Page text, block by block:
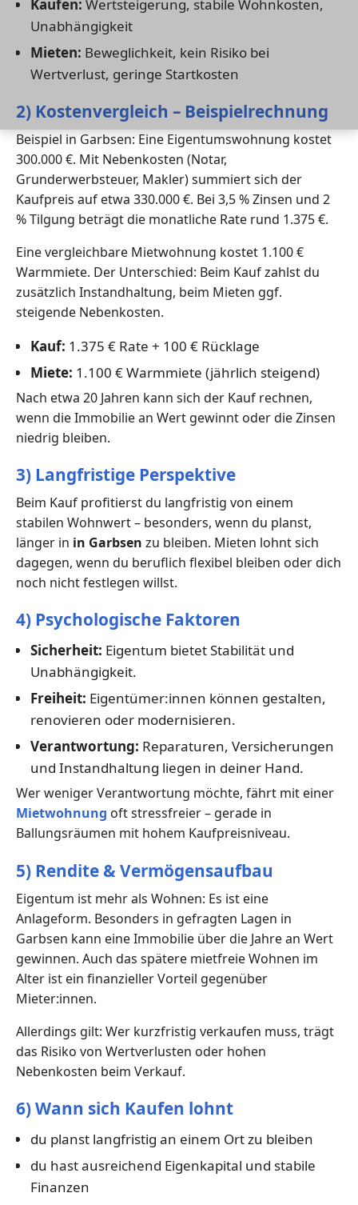
Kaufen: Wertsteigerung, stabile Wohnkosten,
Unabhängigkeit
Mieten: Beweglichkeit, kein Risiko bei
Wertverlust, geringe Startkosten
2) Kostenvergleich – Beispielrechnung
Beispiel in Garbsen: Eine Eigentumswohnung kostet
300.000 €. Mit Nebenkosten (Notar,
Grunderwerbsteuer, Makler) summiert sich der
Kaufpreis auf etwa 330.000 €. Bei 3,5 % Zinsen und 2
% Tilgung beträgt die monatliche Rate rund 1.375 €.
Eine vergleichbare Mietwohnung kostet 1.100 €
Warmmiete. Der Unterschied: Beim Kauf zahlst du
zusätzlich Instandhaltung, beim Mieten ggf.
steigende Nebenkosten.
Kauf: 1.375 € Rate + 100 € Rücklage
Miete: 1.100 € Warmmiete (jährlich steigend)
Nach etwa 20 Jahren kann sich der Kauf rechnen,
wenn die Immobilie an Wert gewinnt oder die Zinsen
niedrig bleiben.
3) Langfristige Perspektive
Beim Kauf profitierst du langfristig von einem
stabilen Wohnwert – besonders, wenn du planst,
länger in in Garbsen zu bleiben. Mieten lohnt sich
dagegen, wenn du beruflich flexibel bleiben oder dich
noch nicht festlegen willst.
4) Psychologische Faktoren
Sicherheit: Eigentum bietet Stabilität und
Unabhängigkeit.
Freiheit: Eigentümer:innen können gestalten,
renovieren oder modernisieren.
Verantwortung: Reparaturen, Versicherungen
und Instandhaltung liegen in deiner Hand.
Wer weniger Verantwortung möchte, fährt mit einer
Mietwohnung oft stressfreier – gerade in
Ballungsräumen mit hohem Kaufpreisniveau.
5) Rendite & Vermögensaufbau
Eigentum ist mehr als Wohnen: Es ist eine
Anlageform. Besonders in gefragten Lagen in
Garbsen kann eine Immobilie über die Jahre an Wert
gewinnen. Auch das spätere mietfreie Wohnen im
Alter ist ein finanzieller Vorteil gegenüber
Mieter:innen.
Allerdings gilt: Wer kurzfristig verkaufen muss, trägt
das Risiko von Wertverlusten oder hohen
Nebenkosten beim Verkauf.
6) Wann sich Kaufen lohnt
du planst langfristig an einem Ort zu bleiben
du hast ausreichend Eigenkapital und stabile
Finanzen